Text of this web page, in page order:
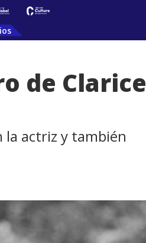
de Clarice
la actriz y también